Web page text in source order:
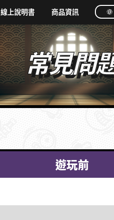
線上說明書 商品資訊
常見問
遊玩前